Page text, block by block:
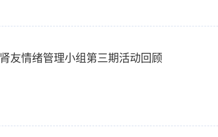
友情绪管理小组第三期活动回顾